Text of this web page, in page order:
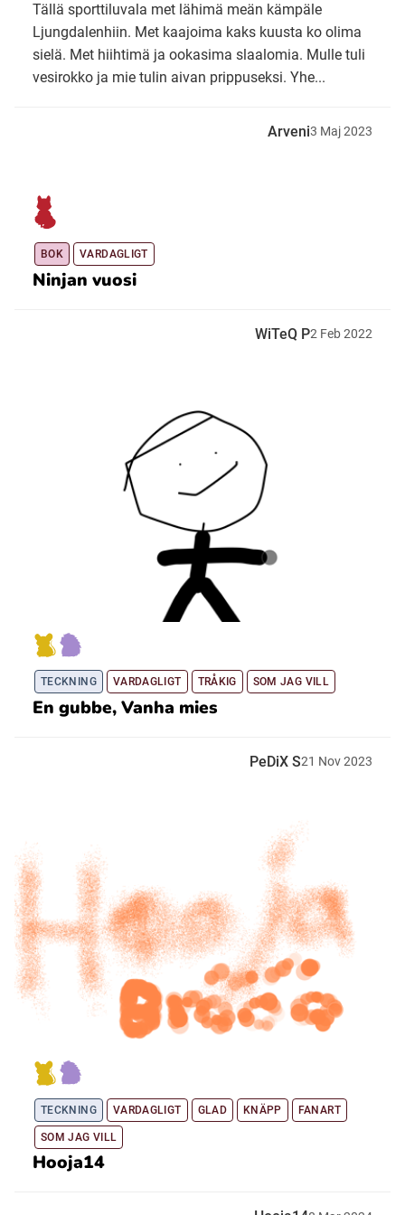
Tällä sporttiluvala met lähimä meän kämpäle
Ljungdalenhiin. Met kaajoima kaks kuusta ko olima
sielä. Met hiihtimä ja ookasima slaalomia. Mulle tuli
vesirokko ja mie tulin aivan prippuseksi. Yhe...
Arveni3 Maj2023
BOK VARDAGLIGT
Ninjan vuosi
WiTeQ P2 Feb2022
TECKNING VARDAGLIGT TRÅKIG SOM JAG VILL
En gubbe, Vanha mies
PeDiX S21 Nov2023
TECKNING VARDAGLIGT GLAD KNÄPP FANART
SOM JAG VILL
Hooja14